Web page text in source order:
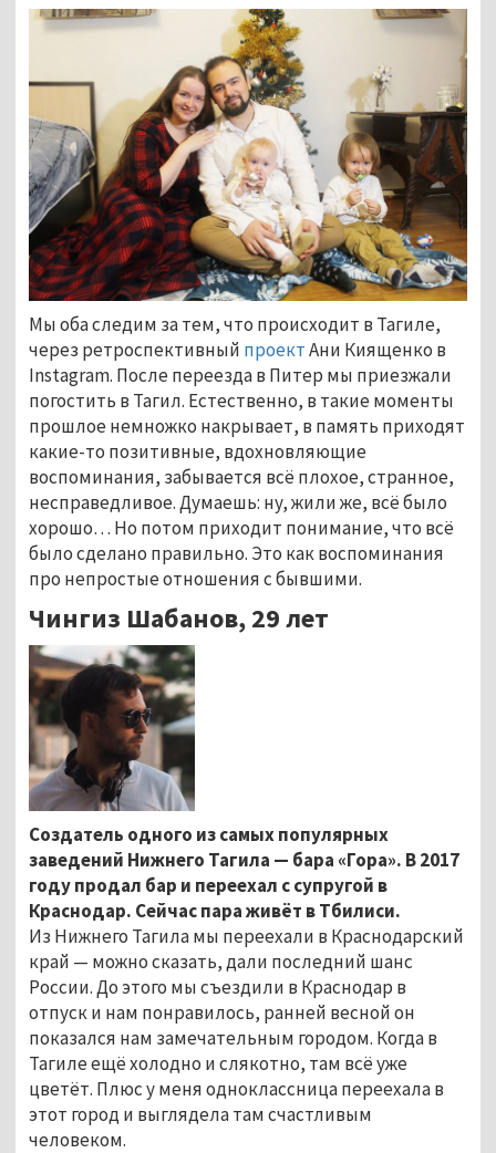
Мы оба следим за тем, что происходит в Тагиле,
через ретроспективный проектАни Киященко в
Instagram. После переезда в Питер мы приезжали
погостить в Тагил. Естественно, в такие моменты
прошлое немножко накрывает, в память приходят
какие-то позитивные, вдохновляющие
воспоминания, забывается всё плохое, странное,
несправедливое. Думаешь: ну, жили же, всё было
хорошо… Но потом приходит понимание, что всё
было сделано правильно. Это как воспоминания
про непростые отношения с бывшими.
Чингиз Шабанов, 29 лет
Создатель одного из самых популярных
заведений Нижнего Тагила — бара «Гора». В 2017
году продал бар и переехал с супругой в
Краснодар. Сейчас пара живёт в Тбилиси.
Из Нижнего Тагила мы переехали в Краснодарский
край — можно сказать, дали последний шанс
России. До этого мы съездили в Краснодар в
отпуск и нам понравилось, ранней весной он
показался нам замечательным городом. Когда в
Тагиле ещё холодно и слякотно, там всё уже
цветёт. Плюс у меня одноклассница переехала в
этот город и выглядела там счастливым
человеком.